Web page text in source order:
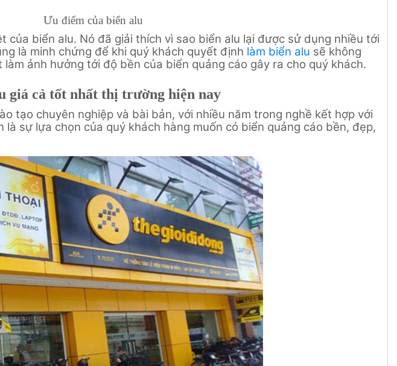
Ưu điểm của biển alu
của biển alu. Nó đã giải thích vì sao biển alu lại được sử dụng nhiều tới
là minh chứng để khi quý khách quyết định làm biển alu sẽ không
ảnh hưởng tới độ bền của biển quảng cáo gây ra cho quý khách.
giá cả tốt nhất thị trường hiện nay
tạo chuyên nghiệp và bài bản, với nhiều năm trong nghề kết hợp với
sự lựa chọn của quý khách hàng muốn có biển quảng cáo bền, đẹp,